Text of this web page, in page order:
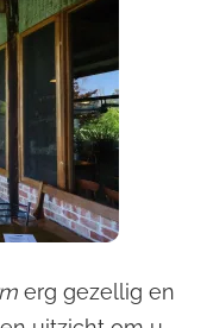
erg gezellig en